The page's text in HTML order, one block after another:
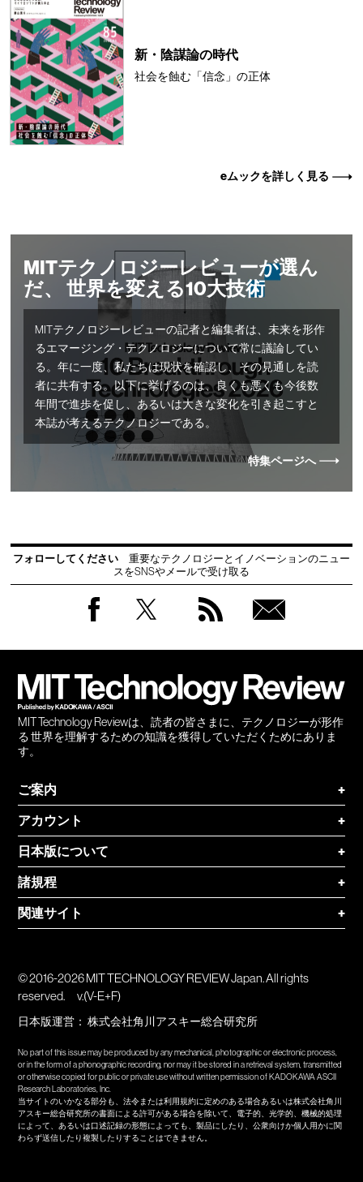
新・陰謀論の時代
社会を蝕む「信念」の正体
eムックを詳しく見る
MITテクノロジーレビューが選ん
だ、 世界を変える10大技術
MITテクノロジーレビューの記者と編集者は、未来を形作
るエマージング・テクノロジーについて常に議論してい
る。年に一度、私たちは現状を確認し、その見通しを読
者に共有する。以下に挙げるのは、良くも悪くも今後数
年間で進歩を促し、あるいは大きな変化を引き起こすと
本誌が考えるテクノロジーである。
特集ページへ
フォローしてください
重要なテクノロジーとイノベーションのニュー
スをSNSやメールで受け取る
MIT Technology Reviewは、読者の皆さまに、テクノロジーが形作
る 世界を理解するための知識を獲得していただくためにありま
す。
ご案内
+
アカウント
+
日本版について
+
諸規程
+
関連サイト
+
© 2016-2026 MIT TECHNOLOGY REVIEW Japan. All rights
reserved.
v.(V-E+F)
日本版運営：株式会社角川アスキー総合研究所
No part of this issue may be produced by any mechanical, photographic or electronic process,
or in the form of a phonographic recording, nor may it be stored in a retrieval system, transmitted
or otherwise copied for public or private use without written permission of KADOKAWA ASCII
Research Laboratories, Inc.
当サイトのいかなる部分も、法令または利用規約に定めのある場合あるいは株式会社角川
アスキー総合研究所の書面による許可がある場合を除いて、電子的、光学的、機械的処理
によって、あるいは口述記録の形態によっても、製品にしたり、公衆向けか個人用かに関
わらず送信したり複製したりすることはできません。